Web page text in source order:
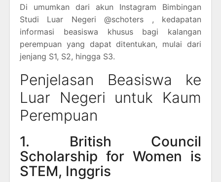
Di umumkan dari akun Instagram Bimbingan
Studi Luar Negeri @schoters , kedapatan
informasi beasiswa khusus bagi kalangan
perempuan yang dapat ditentukan, mulai dari
jenjang S1, S2, hingga S3.
Penjelasan Beasiswa ke
Luar Negeri untuk Kaum
Perempuan
1. British Council
Scholarship for Women is
STEM, Inggris